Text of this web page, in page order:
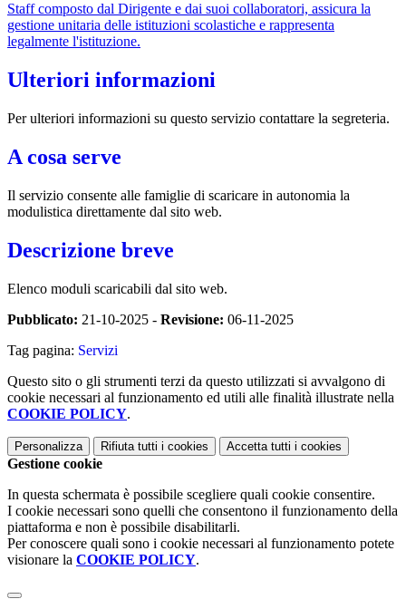
Staff composto dal Dirigente e dai suoi collaboratori, assicura la
gestione unitaria delle istituzioni scolastiche e rappresenta
legalmente l'istituzione.
Ulteriori informazioni
Per ulteriori informazioni su questo servizio contattare la segreteria.
A cosa serve
Il servizio consente alle famiglie di scaricare in autonomia la
modulistica direttamente dal sito web.
Descrizione breve
Elenco moduli scaricabili dal sito web.
Pubblicato: 21-10-2025 - Revisione: 06-11-2025
Tag pagina: Servizi
Questo sito o gli strumenti terzi da questo utilizzati si avvalgono di
cookie necessari al funzionamento ed utili alle finalità illustrate nella
COOKIE POLICY.
Personalizza Rifiuta tutti i cookies Accetta tutti i cookies
Gestione cookie
In questa schermata è possibile scegliere quali cookie consentire.
I cookie necessari sono quelli che consentono il funzionamento della
piattaforma e non è possibile disabilitarli.
Per conoscere quali sono i cookie necessari al funzionamento potete
visionare la COOKIE POLICY.